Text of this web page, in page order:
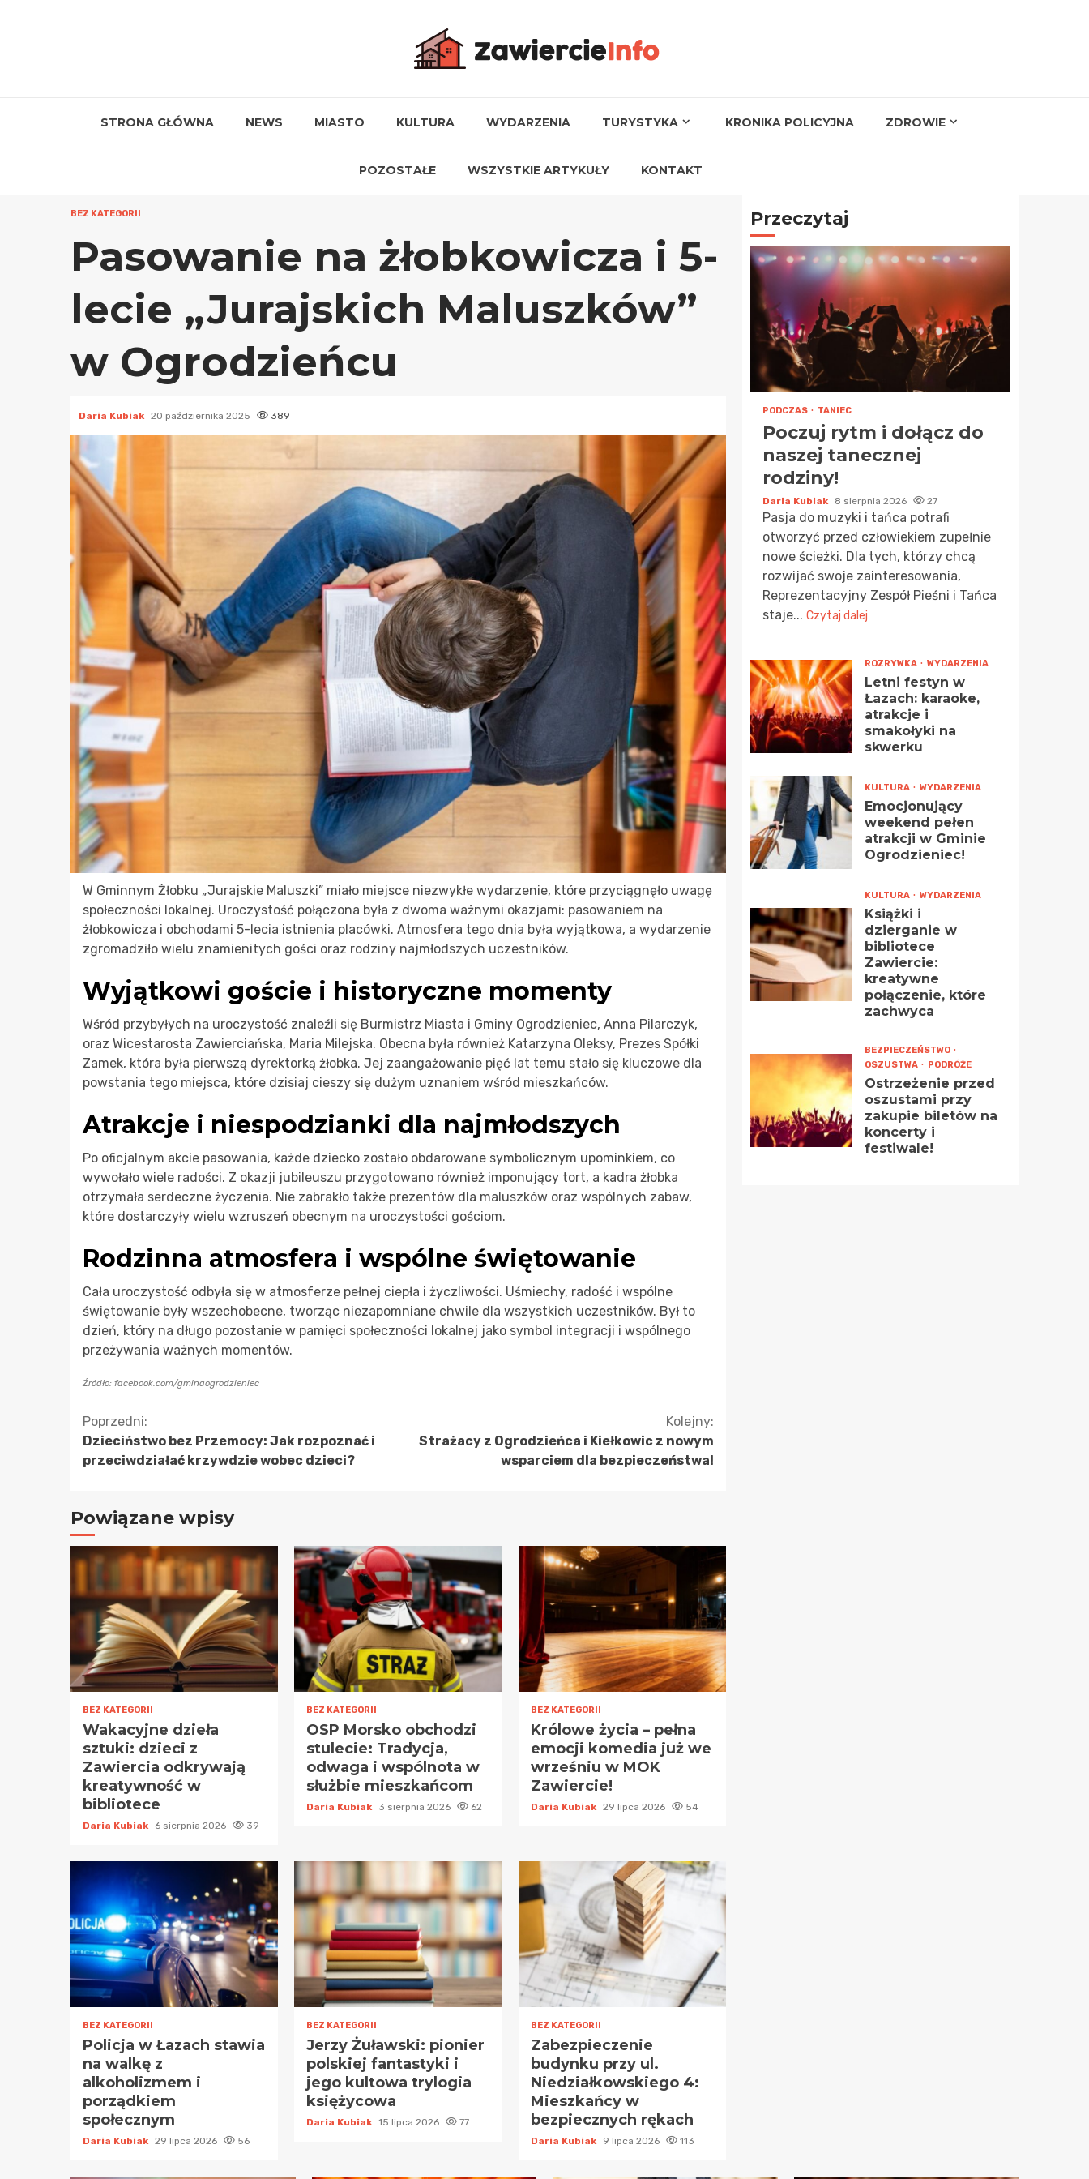
STRONA GŁÓWNA NEWS MIASTO KULTURA WYDARZENIA TURYSTYKA KRONIKA POLICYJNA ZDROWIE
POZOSTAŁE WSZYSTKIE ARTYKUŁY KONTAKT
BEZ KATEGORII
Pasowanie na żłobkowicza i 5-
lecie „Jurajskich Maluszków”
w Ogrodzieńcu
Daria Kubiak 20 października 2025 389
W Gminnym Żłobku „Jurajskie Maluszki” miało miejsce niezwykłe wydarzenie, które przyciągnęło uwagę
społeczności lokalnej. Uroczystość połączona była z dwoma ważnymi okazjami: pasowaniem na
żłobkowicza i obchodami 5-lecia istnienia placówki. Atmosfera tego dnia była wyjątkowa, a wydarzenie
zgromadziło wielu znamienitych gości oraz rodziny najmłodszych uczestników.
Wyjątkowi goście i historyczne momenty
Wśród przybyłych na uroczystość znaleźli się Burmistrz Miasta i Gminy Ogrodzieniec, Anna Pilarczyk,
oraz Wicestarosta Zawierciańska, Maria Milejska. Obecna była również Katarzyna Oleksy, Prezes Spółki
Zamek, która była pierwszą dyrektorką żłobka. Jej zaangażowanie pięć lat temu stało się kluczowe dla
powstania tego miejsca, które dzisiaj cieszy się dużym uznaniem wśród mieszkańców.
Atrakcje i niespodzianki dla najmłodszych
Po oficjalnym akcie pasowania, każde dziecko zostało obdarowane symbolicznym upominkiem, co
wywołało wiele radości. Z okazji jubileuszu przygotowano również imponujący tort, a kadra żłobka
otrzymała serdeczne życzenia. Nie zabrakło także prezentów dla maluszków oraz wspólnych zabaw,
które dostarczyły wielu wzruszeń obecnym na uroczystości gościom.
Rodzinna atmosfera i wspólne świętowanie
Cała uroczystość odbyła się w atmosferze pełnej ciepła i życzliwości. Uśmiechy, radość i wspólne
świętowanie były wszechobecne, tworząc niezapomniane chwile dla wszystkich uczestników. Był to
dzień, który na długo pozostanie w pamięci społeczności lokalnej jako symbol integracji i wspólnego
przeżywania ważnych momentów.
Źródło: facebook.com/gminaogrodzieniec
Kontynuuj
czytanie
Poprzedni:
Dzieciństwo bez Przemocy: Jak rozpoznać i
przeciwdziałać krzywdzie wobec dzieci?
Kolejny:
Strażacy z Ogrodzieńca i Kiełkowic z nowym
wsparciem dla bezpieczeństwa!
Powiązane wpisy
BEZ KATEGORII
Wakacyjne dzieła
sztuki: dzieci z
Zawiercia odkrywają
kreatywność w
bibliotece
Daria Kubiak 6 sierpnia 2026 39
BEZ KATEGORII
OSP Morsko obchodzi
stulecie: Tradycja,
odwaga i wspólnota w
służbie mieszkańcom
Daria Kubiak 3 sierpnia 2026 62
BEZ KATEGORII
Królowe życia – pełna
emocji komedia już we
wrześniu w MOK
Zawiercie!
Daria Kubiak 29 lipca 2026 54
BEZ KATEGORII
Policja w Łazach stawia
na walkę z
alkoholizmem i
porządkiem
społecznym
Daria Kubiak 29 lipca 2026 56
BEZ KATEGORII
Jerzy Żuławski: pionier
polskiej fantastyki i
jego kultowa trylogia
księżycowa
Daria Kubiak 15 lipca 2026 77
BEZ KATEGORII
Zabezpieczenie
budynku przy ul.
Niedziałkowskiego 4:
Mieszkańcy w
bezpiecznych rękach
Daria Kubiak 9 lipca 2026 113
Przeczytaj
PODCZAS TANIEC
Poczuj rytm i dołącz do
naszej tanecznej
rodziny!
Daria Kubiak 8 sierpnia 2026 27
Pasja do muzyki i tańca potrafi
otworzyć przed człowiekiem zupełnie
nowe ścieżki. Dla tych, którzy chcą
rozwijać swoje zainteresowania,
Reprezentacyjny Zespół Pieśni i Tańca
staje... Czytaj dalej
ROZRYWKA WYDARZENIA
Letni festyn w
Łazach: karaoke,
atrakcje i
smakołyki na
skwerku
KULTURA WYDARZENIA
Emocjonujący
weekend pełen
atrakcji w Gminie
Ogrodzieniec!
KULTURA WYDARZENIA
Książki i
dzierganie w
bibliotece
Zawiercie:
kreatywne
połączenie, które
zachwyca
BEZPIECZEŃSTWO
OSZUSTWA
PODRÓŻE
Ostrzeżenie przed
oszustami przy
zakupie biletów na
koncerty i
festiwale!